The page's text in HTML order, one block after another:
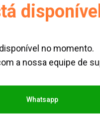
no momento.
a nossa equipe de
Whatsapp